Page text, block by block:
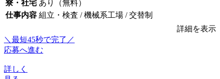
寮・社宅 あり（無料）
仕事内容 組立・検査 / 機械系工場 / 交替制
詳細を表示
＼最短45秒で完了／
応募へ進む
詳しく